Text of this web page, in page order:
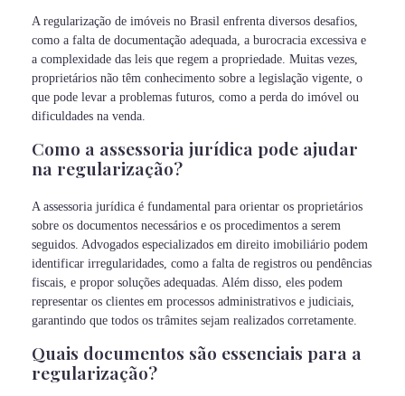
A regularização de imóveis no Brasil enfrenta diversos desafios,
como a falta de documentação adequada, a burocracia excessiva e
a complexidade das leis que regem a propriedade. Muitas vezes,
proprietários não têm conhecimento sobre a legislação vigente, o
que pode levar a problemas futuros, como a perda do imóvel ou
dificuldades na venda.
Como a assessoria jurídica pode ajudar
na regularização?
A assessoria jurídica é fundamental para orientar os proprietários
sobre os documentos necessários e os procedimentos a serem
seguidos. Advogados especializados em direito imobiliário podem
identificar irregularidades, como a falta de registros ou pendências
fiscais, e propor soluções adequadas. Além disso, eles podem
representar os clientes em processos administrativos e judiciais,
garantindo que todos os trâmites sejam realizados corretamente.
Quais documentos são essenciais para a
regularização?